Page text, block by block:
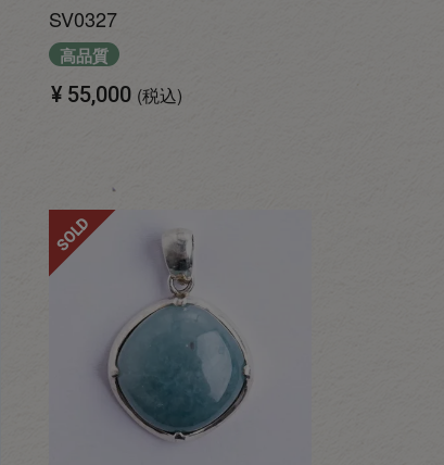
SV0327
高品質
¥ 55,000 税込
SOLD